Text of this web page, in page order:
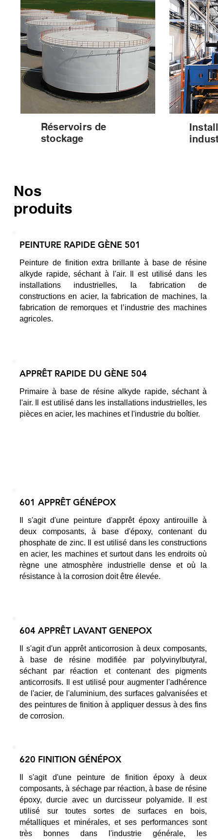
Réservoirs de
stockage
Nos
produits
PEINTURE RAPIDE GÈNE 501
Peinture de finition extra brillante à base de résine
alkyde rapide, séchant à l'air. Il est utilisé dans les
installations industrielles, la fabrication de
constructions en acier, la fabrication de machines, la
fabrication de remorques et l’industrie des machines
agricoles.
APPRÊT RAPIDE DU GÈNE 504
Primaire à base de résine alkyde rapide, séchant à
l'air. Il est utilisé dans les installations industrielles, les
pièces en acier, les machines et l'industrie du boîtier.
601 APPRÊT GÉNÉPOX
Il s'agit d'une peinture d'apprêt époxy antirouille à
deux composants, à base d'époxy, contenant du
phosphate de zinc. Il est utilisé dans les constructions
en acier, les machines et surtout dans les endroits où
règne une atmosphère industrielle dense et où la
résistance à la corrosion doit être élevée.
604 APPRÊT LAVANT GENEPOX
Il s'agit d'un apprêt anticorrosion à deux composants,
à base de résine modifiée par polyvinylbutyral,
séchant par réaction et contenant des pigments
anticorrosifs. Il est utilisé pour augmenter l'adhérence
de l'acier, de l'aluminium, des surfaces galvanisées et
des peintures de finition à appliquer dessus à des fins
de corrosion.
620 FINITION GÉNÉPOX
Il s'agit d'une peinture de finition époxy à deux
composants, à séchage par réaction, à base de résine
époxy, durcie avec un durcisseur polyamide. Il est
utilisé sur toutes sortes de surfaces en bois,
métalliques et minérales, et ses performances sont
très bonnes dans l'industrie générale, les